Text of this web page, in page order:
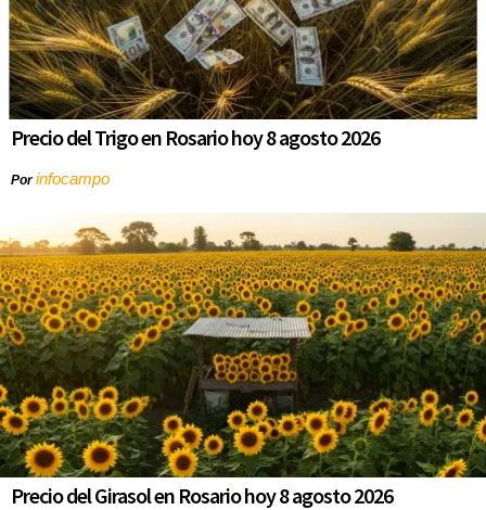
Precio del Trigo en Rosario hoy 8 agosto 2026
Porinfocampo
Precio del Girasol en Rosario hoy 8 agosto 2026